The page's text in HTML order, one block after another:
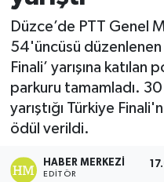
Düzce’de PTT Genel
54'üncüsü düzenlenen
Finali’ yarışına
parkuru tamamladı.
yarıştığı Türkiye
ödül verildi.
HABER MERKEZI
EDITÖR